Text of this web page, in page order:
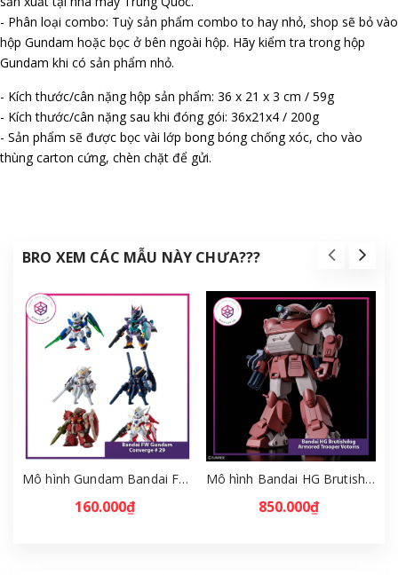
- Phân loại combo: Tuỳ sản phẩm combo to hay nhỏ, shop sẽ bỏ vào
hộp Gundam hoặc bọc ở bên ngoài hộp. Hãy kiểm tra trong hộp
Gundam khi có sản phẩm nhỏ.
- Kích thước/cân nặng hộp sản phẩm: 36 x 21 x 3 cm / 59g
- Kích thước/cân nặng sau khi đóng gói: 36x21x4 / 200g
- Sản phẩm sẽ được bọc vài lớp bong bóng chống xóc, cho vào
thùng carton cứng, chèn chặt để gửi.
BRO XEM CÁC MẪU NÀY CHƯA???
Mô hình Gundam Bandai FW Gundam Converge # 29 Full Set [GDB] [FCH]
160.000₫
Mô hình Bandai HG Brutishdog - Armored Trooper Votoms [GDB] [BHG]
850.000₫